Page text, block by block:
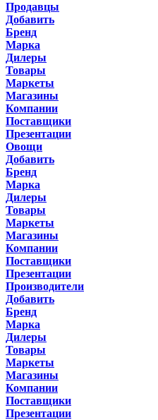
Продавцы
Добавить
Бренд
Марка
Дилеры
Товары
Маркеты
Магазины
Компании
Поставщики
Презентации
Овощи
Добавить
Бренд
Марка
Дилеры
Товары
Маркеты
Магазины
Компании
Поставщики
Презентации
Производители
Добавить
Бренд
Марка
Дилеры
Товары
Маркеты
Магазины
Компании
Поставщики
Презентации